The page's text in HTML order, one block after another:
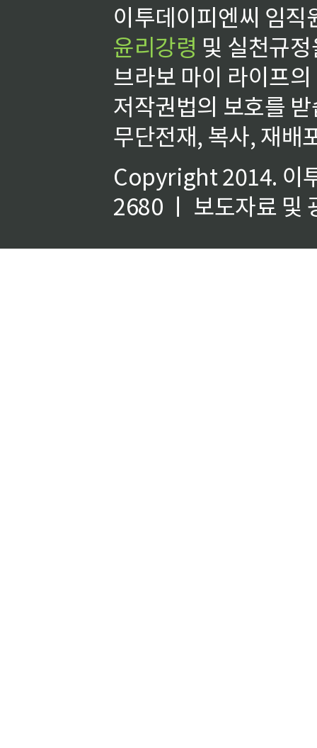
이투데이피엔씨 임
윤리강령 및 실천규
브라보 마이 라이프
저작권법의 보호를
무단전재, 복사, 재배
Copyright 2014. 이
2680 ㅣ 보도자료